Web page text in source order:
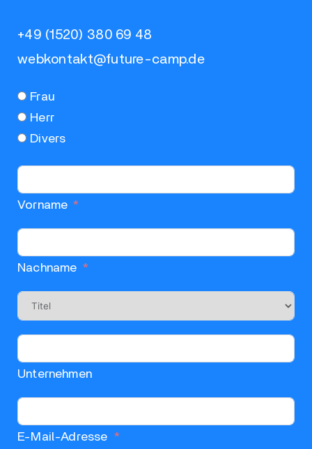
+49 (1520) 380 69 48
webkontakt@future-camp.de
Frau
Herr
Divers
Vorname
Nachname
Unternehmen
E-Mail-Adresse